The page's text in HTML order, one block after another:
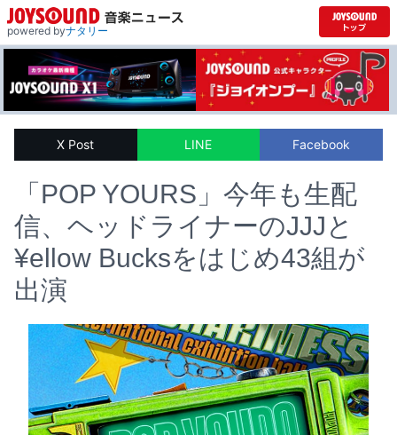
powered byナタリー
X Post LINE Facebook
「POP YOURS」今年も生配
信、ヘッドライナーのJJJと
¥ellow Bucksをはじめ43組が
出演